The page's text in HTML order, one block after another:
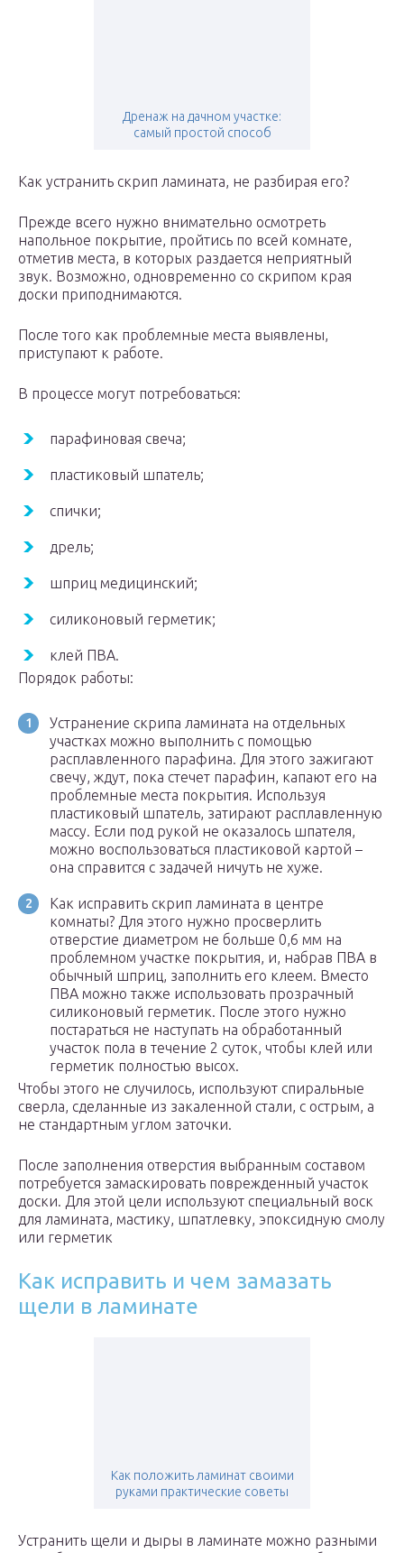
Дренаж на дачном участке:
самый простой способ
Как устранить скрип ламината, не разбирая его?
Прежде всего нужно внимательно осмотреть
напольное покрытие, пройтись по всей комнате,
отметив места, в которых раздается неприятный
звук. Возможно, одновременно со скрипом края
доски приподнимаются.
После того как проблемные места выявлены,
приступают к работе.
В процессе могут потребоваться:
парафиновая свеча;
пластиковый шпатель;
спички;
дрель;
шприц медицинский;
силиконовый герметик;
клей ПВА.
Порядок работы:
Устранение скрипа ламината на отдельных
участках можно выполнить с помощью
расплавленного парафина. Для этого зажигают
свечу, ждут, пока стечет парафин, капают его на
проблемные места покрытия. Используя
пластиковый шпатель, затирают расплавленную
массу. Если под рукой не оказалось шпателя,
можно воспользоваться пластиковой картой –
она справится с задачей ничуть не хуже.
Как исправить скрип ламината в центре
комнаты? Для этого нужно просверлить
отверстие диаметром не больше 0,6 мм на
проблемном участке покрытия, и, набрав ПВА в
обычный шприц, заполнить его клеем. Вместо
ПВА можно также использовать прозрачный
силиконовый герметик. После этого нужно
постараться не наступать на обработанный
участок пола в течение 2 суток, чтобы клей или
герметик полностью высох.
Чтобы этого не случилось, используют спиральные
сверла, сделанные из закаленной стали, с острым, а
не стандартным углом заточки.
После заполнения отверстия выбранным составом
потребуется замаскировать поврежденный участок
доски. Для этой цели используют специальный воск
для ламината, мастику, шпатлевку, эпоксидную смолу
или герметик
Как исправить и чем замазать
щели в ламинате
Как положить ламинат своими
руками практические советы
Устранить щели и дыры в ламинате можно разными